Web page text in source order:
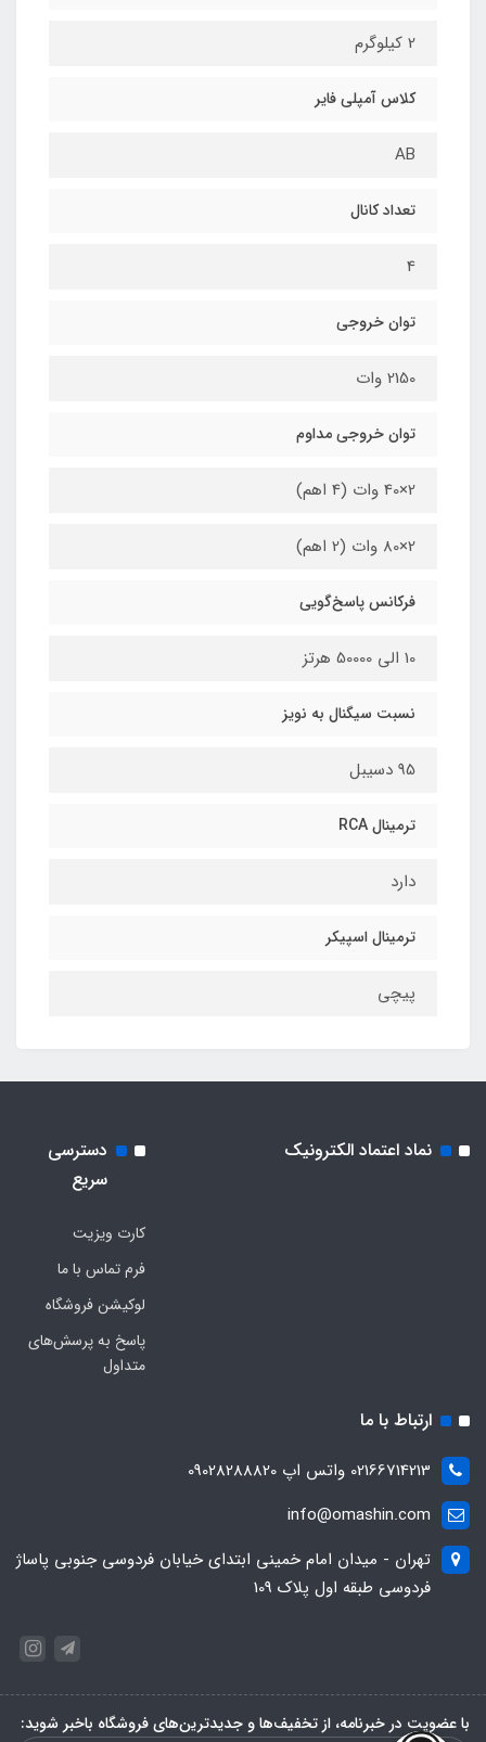
2 کیلوگرم
کلاس آمپلی فایر
AB
تعداد کانال
4
توان خروجی
2150 وات
توان خروجی مداوم
2×40 وات (4 اهم)
2×80 وات (2 اهم)
فرکانس پاسخ‌گویی
10 الی 50000 هرتز
نسبت سیگنال به نویز
95 دسیبل
ترمینال RCA
دارد
ترمینال اسپیکر
پیچی
نماد اعتماد الکترونیک
دسترسی
سریع
کارت ویزیت
فرم تماس با ما
لوکیشن فروشگاه
پاسخ به پرسش‌های
متداول
ارتباط با ما
02166714213 واتس اپ 09028288820
info@omashin.com
تهران - میدان امام خمینی ابتدای خیابان فردوسی جنوبی پاساژ
فردوسی طبقه اول پلاک 109
با عضویت در خبرنامه، از تخفیف‌ها و جدیدترین‌های فروشگاه باخبر شوید: